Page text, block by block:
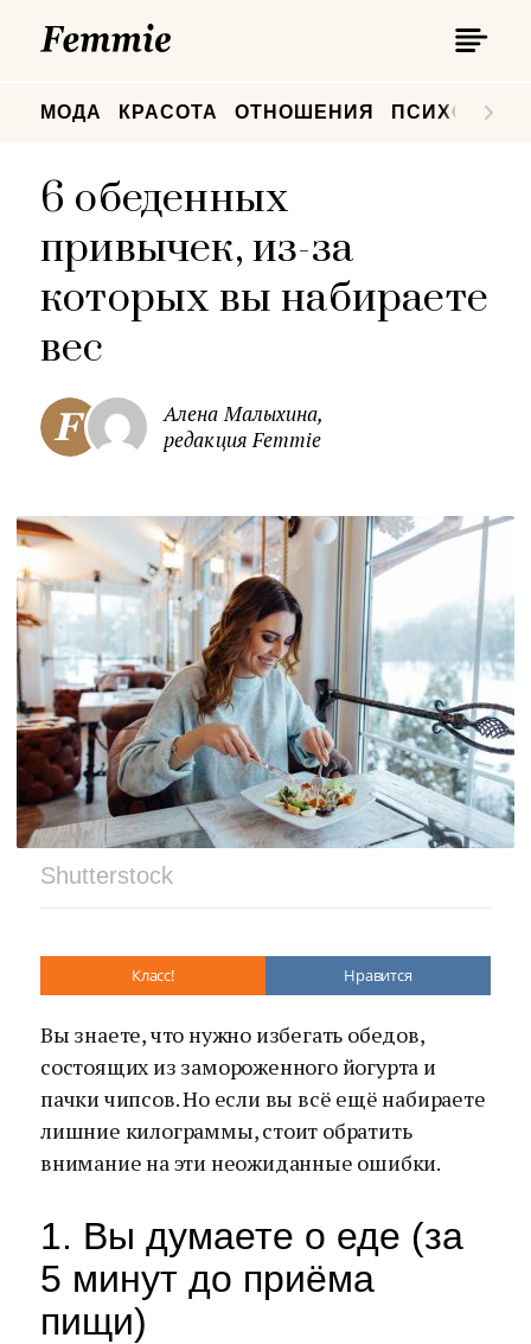
МОДА КРАСОТА ОТНОШЕНИЯ
6 обеденных
привычек, из-за
которых вы набираете
вес
Алена Малыхина,
редакция Femmie
Shutterstock
Класс! Нравится
Вы знаете, что нужно избегать обедов,
состоящих из замороженного йогурта и
пачки чипсов. Но если вы всё ещё набираете
лишние килограммы, стоит обратить
внимание на эти неожиданные ошибки.
1. Вы думаете о еде (за
5 минут до приёма
пищи)